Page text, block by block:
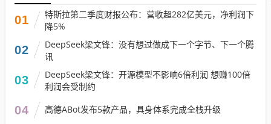
01
特斯拉第二季度财报公布：营收超282亿美元，净利润下
降5%
02
DeepSeek梁文锋：没有想过做成下一个字节、下一个腾
讯
03
DeepSeek梁文锋：开源模型不影响6倍利润 想赚100倍
利润会受制约
04 高德ABot发布5款产品，具身体系完成全栈升级